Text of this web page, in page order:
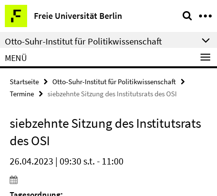
Springe
direkt
zu
Inhalt
Freie Universität Berlin
Service-
Navigation
Otto-Suhr-Institut für Politikwissenschaft
MENÜ
Startseite
Otto-Suhr-Institut für Politikwissenschaft
Termine
siebzehnte Sitzung des Institutsrats des OSI
siebzehnte Sitzung des Institutsrats
des OSI
26.04.2023 | 09:30 s.t. - 11:00